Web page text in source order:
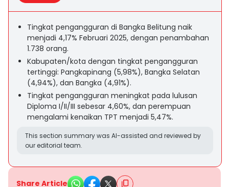
Tingkat pengangguran di Bangka Belitung naik
menjadi 4,17% Februari 2025, dengan penambahan
1.738 orang.
Kabupaten/kota dengan tingkat pengangguran
tertinggi: Pangkapinang (5,98%), Bangka Selatan
(4,94%), dan Bangka (4,91%).
Tingkat pengangguran meningkat pada lulusan
Diploma I/II/III sebesar 4,60%, dan perempuan
mengalami kenaikan TPT menjadi 5,47%.
This section summary was AI-assisted and reviewed by
our editorial team.
Share Article